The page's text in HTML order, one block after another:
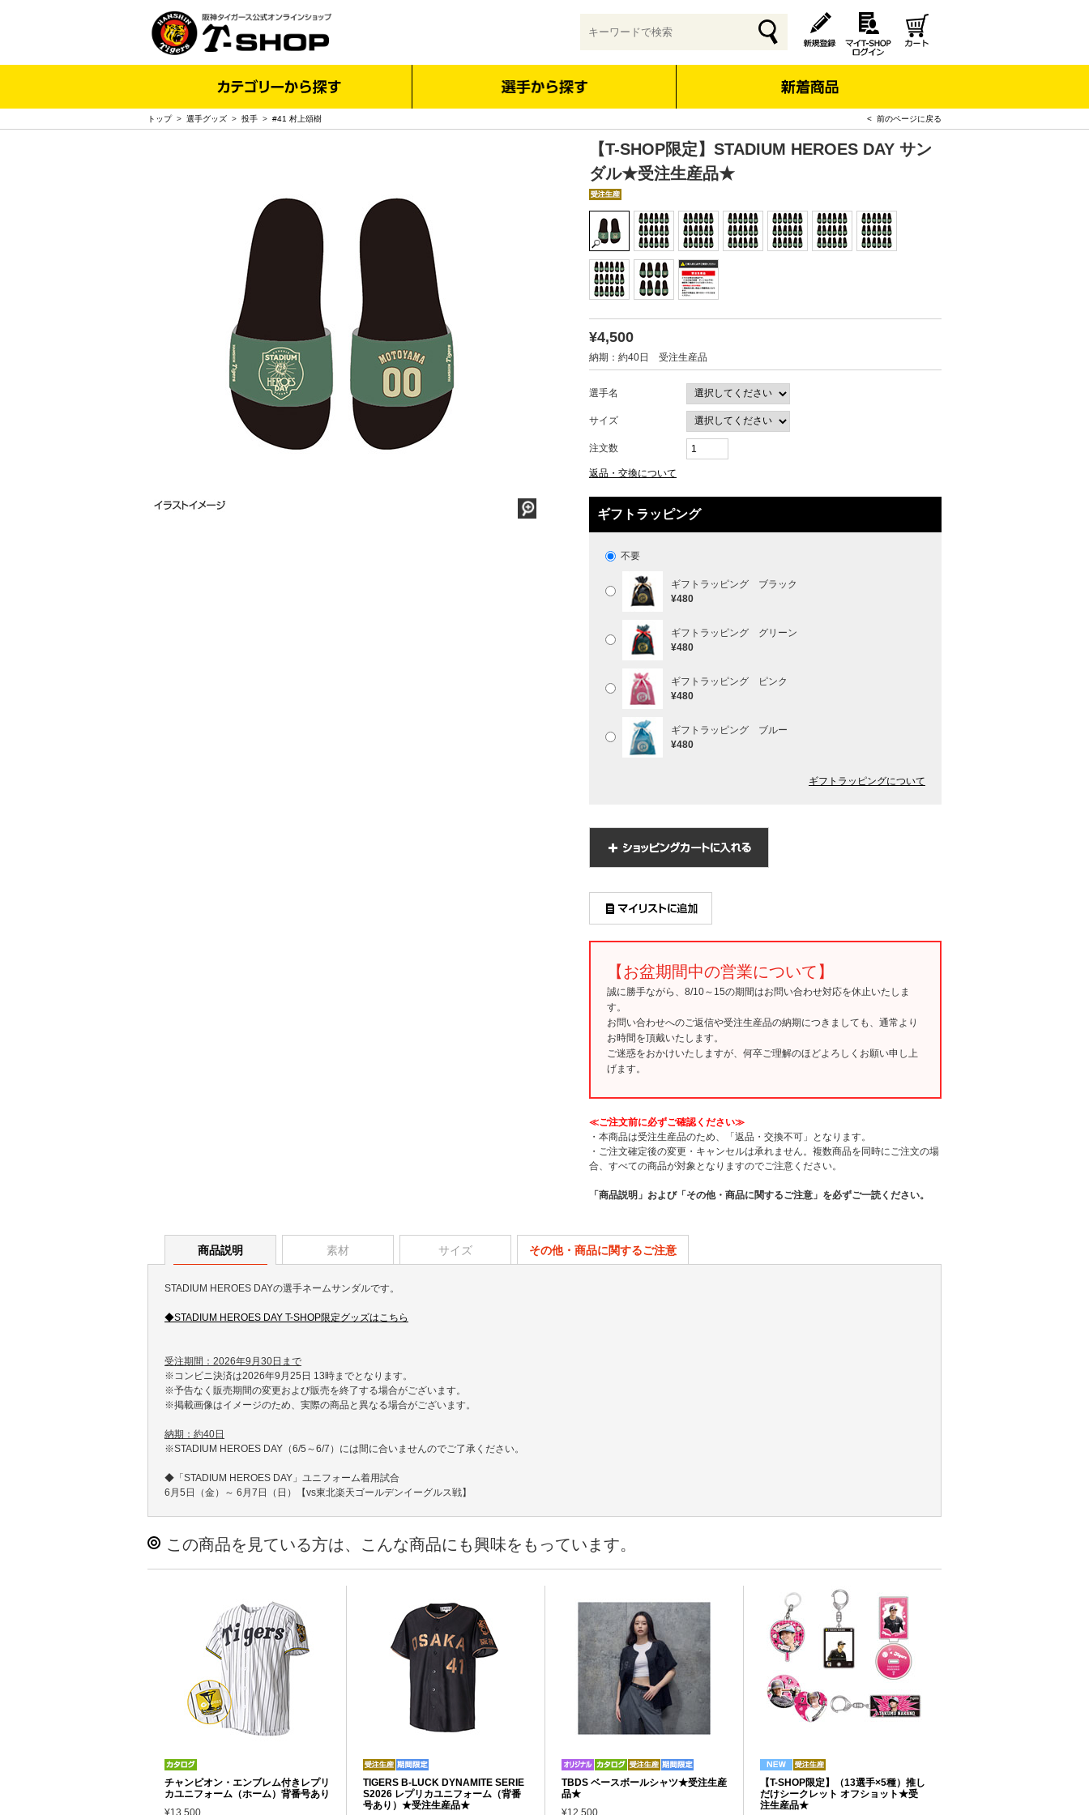
トップ> 選手グッズ > 投手 > #41 村上頌樹 < 前のページに戻る
【T-SHOP限定】STADIUM HEROES DAY サン
ダル★受注生産品★
¥4,500
納期：約40日 受注生産品
選手名
サイズ
注文数
返品・交換について
ギフトラッピング
不要
ギフトラッピング ブラック
¥480
ギフトラッピング グリーン
¥480
ギフトラッピング ピンク
¥480
ギフトラッピング ブルー
¥480
ギフトラッピングについて
【お盆期間中の営業について】
誠に勝手ながら、8/10～15の期間はお問い合わせ対応を休止いたしま
す。
お問い合わせへのご返信や受注生産品の納期につきましても、通常より
お時間を頂戴いたします。
ご迷惑をおかけいたしますが、何卒ご理解のほどよろしくお願い申し上
げます。
≪ご注文前に必ずご確認ください≫
・本商品は受注生産品のため、「返品・交換不可」となります。
・ご注文確定後の変更・キャンセルは承れません。複数商品を同時にご注文の場
合、すべての商品が対象となりますのでご注意ください。
「商品説明」および「その他・商品に関するご注意」を必ずご一読ください。
商品説明 素材 サイズ その他・商品に関するご注意
STADIUM HEROES DAYの選手ネームサンダルです。
◆STADIUM HEROES DAY T-SHOP限定グッズはこちら
受注期間：2026年9月30日まで
※コンビニ決済は2026年9月25日 13時までとなります。
※予告なく販売期間の変更および販売を終了する場合がございます。
※掲載画像はイメージのため、実際の商品と異なる場合がございます。
納期：約40日
※STADIUM HEROES DAY（6/5～6/7）には間に合いませんのでご了承ください。
◆「STADIUM HEROES DAY」ユニフォーム着用試合
6月5日（金）～ 6月7日（日）【vs東北楽天ゴールデンイーグルス戦】
この商品を見ている方は、こんな商品にも興味をもっています。
チャンピオン・エンブレム付きレプリ
カユニフォーム（ホーム）背番号あり
¥13,500
TIGERS B-LUCK DYNAMITE SERIE
S2026 レプリカユニフォーム（背番
号あり）★受注生産品★
TBDS ベースボールシャツ★受注生産
品★
¥12,500
【T-SHOP限定】（13選手×5種）推し
だけシークレット オフショット★受
注生産品★